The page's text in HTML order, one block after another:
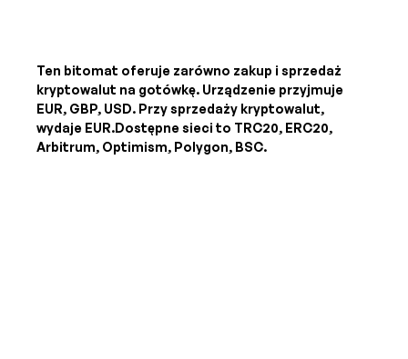
Ten bitomat oferuje zarówno zakup i sprzedaż
kryptowalut na gotówkę. Urządzenie przyjmuje
EUR, GBP, USD. Przy sprzedaży kryptowalut,
wydaje EUR.Dostępne sieci to TRC20, ERC20,
Arbitrum, Optimism, Polygon, BSC.